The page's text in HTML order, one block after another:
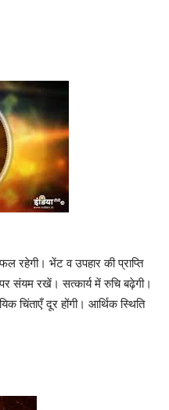
रहेगी। भेंट व उपहार की प्राप्ति
संयम रखें। सत्कार्य में रुचि बढ़ेगी।
चिंताएँ दूर होंगी। आर्थिक स्थिति